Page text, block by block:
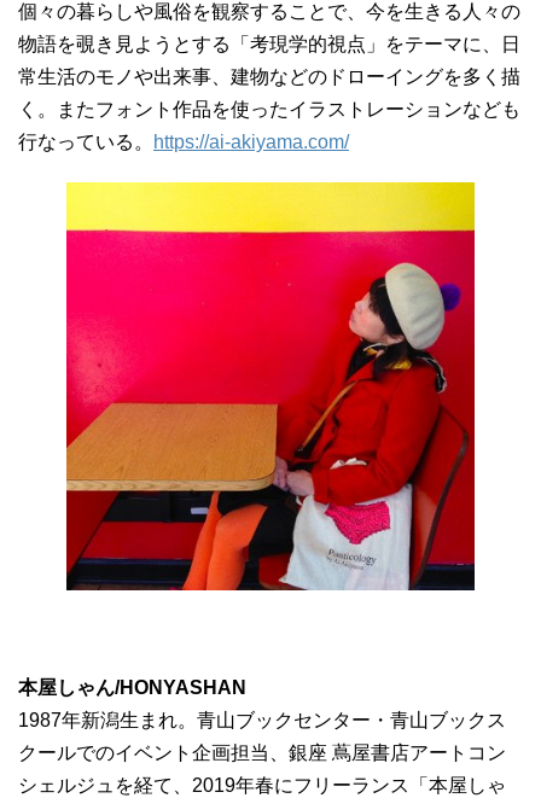
個々の暮らしや風俗を観察することで、今を生きる人々の
物語を覗き見ようとする「考現学的視点」をテーマに、日
常生活のモノや出来事、建物などのドローイングを多く描
く。またフォント作品を使ったイラストレーションなども
行なっている。
https://ai-akiyama.com/
本屋しゃん/HONYASHAN
1987年新潟生まれ。青山ブックセンター・青山ブックス
クールでのイベント企画担当、銀座 蔦屋書店アートコン
シェルジュを経て、2019年春にフリーランス「本屋しゃ